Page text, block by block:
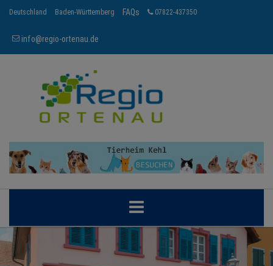
Deutschland Baden-Württemberg FAQs 07822-437350
info@regio-ortenau.de
ORTENAU